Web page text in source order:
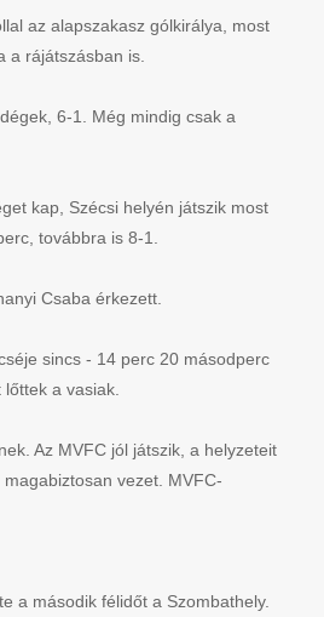
az alapszakasz gólkirálya, most
a rájátszásban is.
6-1. Még mindig csak a
kap, Szécsi helyén játszik most
továbbra is 8-1.
Csaba érkezett.
sincs - 14 perc 20 másodperc
a vasiak.
Az MVFC jól játszik, a helyzeteit
vezet. MVFC-
a második félidőt a Szombathely.